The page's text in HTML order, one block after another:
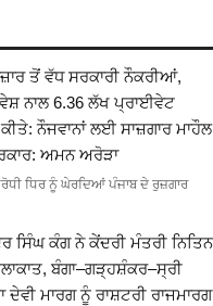
ਤੋਂ ਵੱਧ ਸਰਕਾਰੀ ਨੌਕਰੀਆਂ,
ਨਾਲ 6.36 ਲੱਖ ਪ੍ਰਾਈਵੇਟ
ਨੌਜਵਾਨਾਂ ਲਈ ਸਾਜ਼ਗਾਰ ਮਾਹੌਲ
ਅਮਨ ਅਰੋੜਾ
ਧਿਰ ਨੂੰ ਘੇਰਦਿਆਂ ਪੰਜਾਬ ਦੇ ਰੁਜ਼ਗਾਰ
ਸਿੰਘ ਕੰਗ ਨੇ ਕੇਂਦਰੀ ਮੰਤਰੀ ਨਿਤਿਨ
ਬੰਗਾ–ਗੜ੍ਹਸ਼ੰਕਰ–ਸ੍ਰੀ
ਦੇਵੀ ਮਾਰਗ ਨੂੰ ਰਾਸ਼ਟਰੀ ਰਾਜਮਾਰਗ